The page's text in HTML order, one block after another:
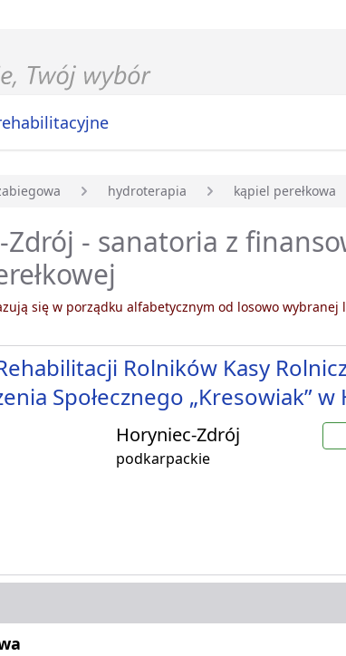
hydroterapia kąpiel perełkowa
Zdrój - sanatoria z
się w porządku alfabetycznym od losowo wybranej
Rolników Kasy
Społecznego „Kresowiak”
Horyniec-Zdrój
podkarpackie